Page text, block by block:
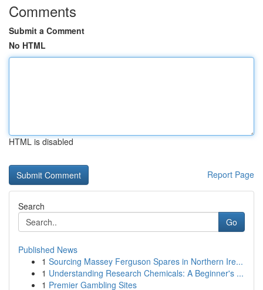
Comments
Submit a Comment
No HTML
HTML is disabled
Report Page
Search
Go
Published News
1 Sourcing Massey Ferguson Spares in Northern Ire...
1 Understanding Research Chemicals: A Beginner's ...
1 Premier Gambling Sites